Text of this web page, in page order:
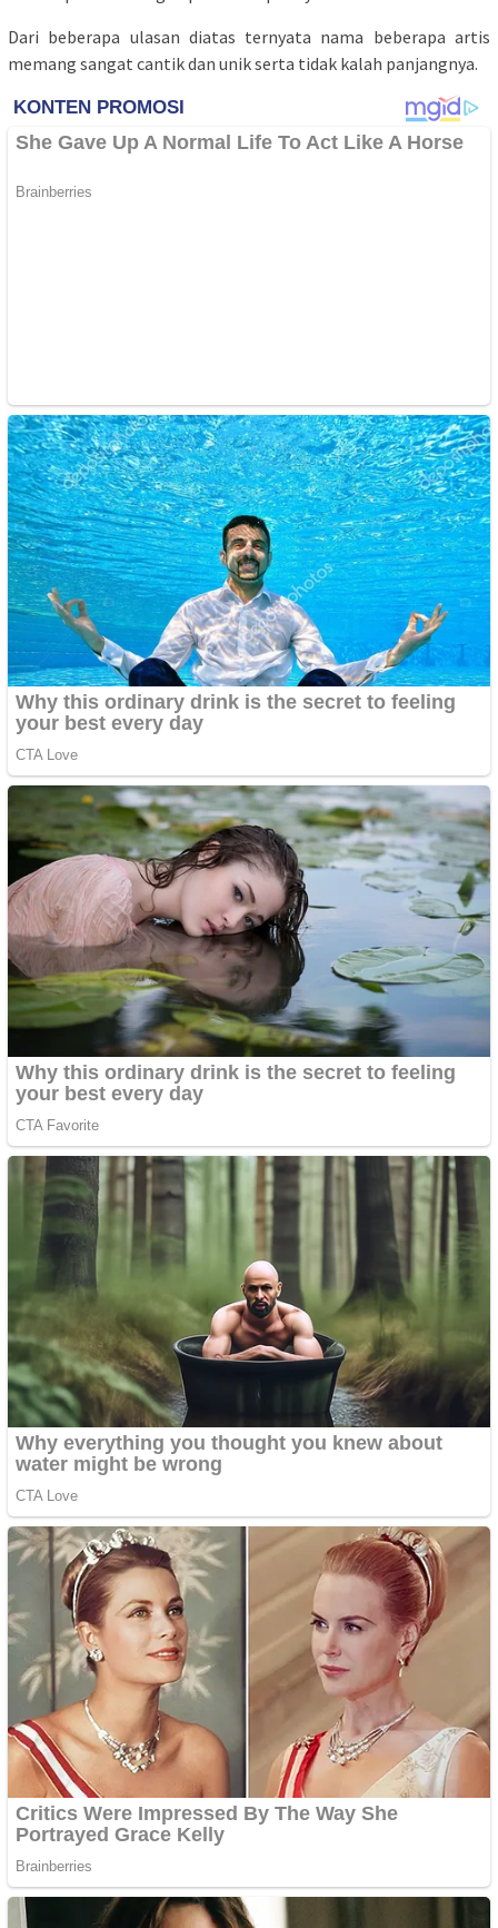
Dari beberapa ulasan diatas ternyata nama beberapa artis
memang sangat cantik dan unik serta tidak kalah panjangnya.